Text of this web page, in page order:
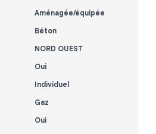
Aménagée/équipée
Béton
NORD OUEST
Oui
Individuel
Gaz
Oui